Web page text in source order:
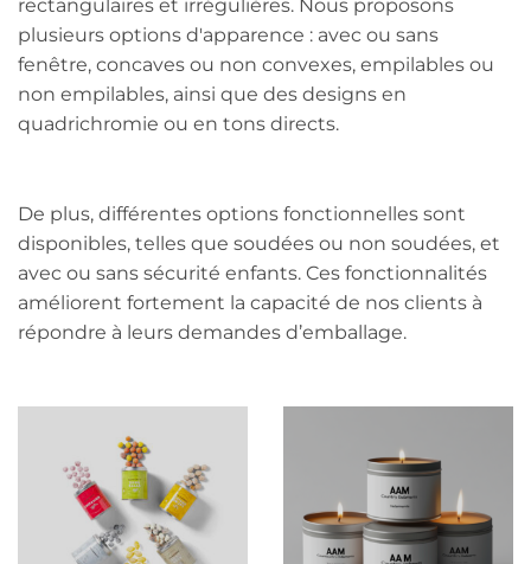
rectangulaires et irrégulières. Nous proposons
plusieurs options d'apparence : avec ou sans
fenêtre, concaves ou non convexes, empilables ou
non empilables, ainsi que des designs en
quadrichromie ou en tons directs.
De plus, différentes options fonctionnelles sont
disponibles, telles que soudées ou non soudées, et
avec ou sans sécurité enfants. Ces fonctionnalités
améliorent fortement la capacité de nos clients à
répondre à leurs demandes d’emballage.